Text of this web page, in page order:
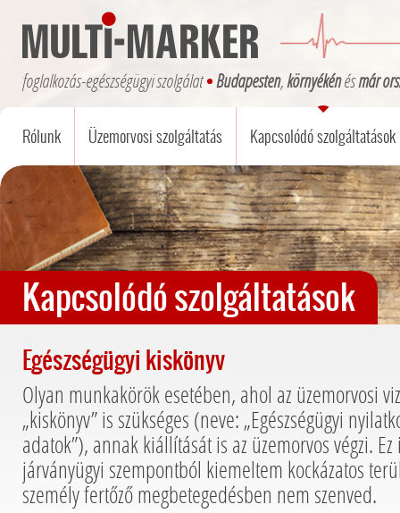
foglalkozás-egészségügyi szolgálat Budapesten,környékénésmár
Rólunk Üzemorvosi szolgáltatás Kapcsolódó szolgáltatások
Kapcsolódó szolgáltatások
Egészségügyi kiskönyv
Olyan munkakörök esetében, ahol az üzemorvosi
„kiskönyv” is szükséges (neve: „Egészségügyi
adatok”), annak kiállítását is az üzemorvos végzi.
járványügyi szempontból kiemeltem kockázatos
személy fertőző megbetegedésben nem szenved.